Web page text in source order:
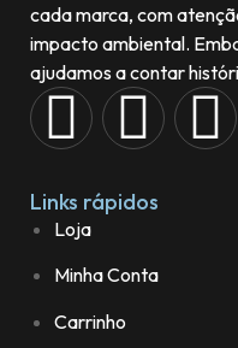
cada marca, com
impacto ambiental.
ajudamos a contar
Links rápidos
Loja
Minha Conta
Carrinho